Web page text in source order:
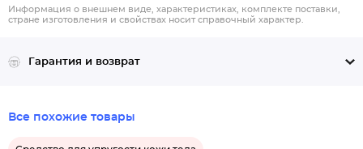
Информация о внешнем виде, характеристиках, комплекте поставки,
стране изготовления и свойствах носит справочный характер.
Гарантия и возврат
Все похожие товары